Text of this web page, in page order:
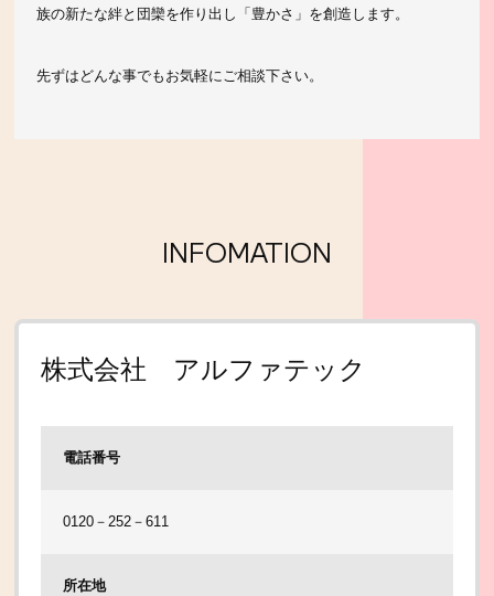
族の新たな絆と団欒を作り出し 「豊かさ」を創造します。
先ずはどんな事でもお気軽にご相談下さい。
INFOMATION
株式会社 アルファテック
電話番号
0120－252－611
所在地